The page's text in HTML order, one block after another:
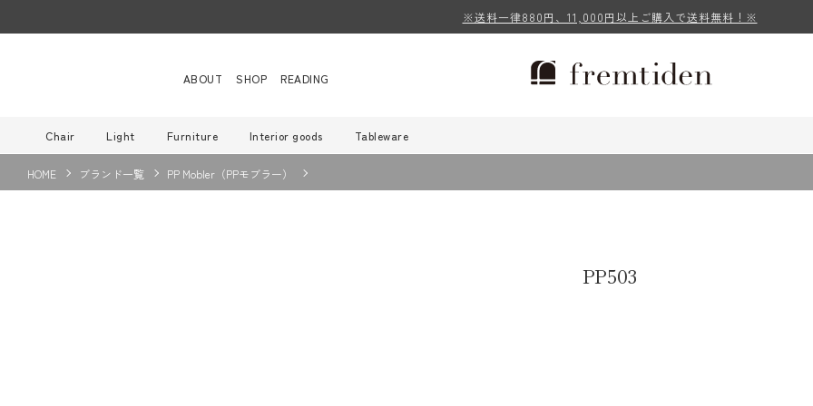
※送料一律880円、11,000円以上ご購入で送料無料！※
ABOUT SHOP READING
Chair Light Furniture Interior goods Tableware
HOME ブランド一覧 PP Mobler（PPモブラー）
PP503